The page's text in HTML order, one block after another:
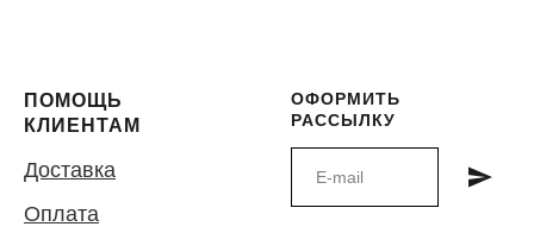
ПОМОЩЬ
КЛИЕНТАМ
Доставка
Оплата
ОФОРМИТЬ
РАССЫЛКУ